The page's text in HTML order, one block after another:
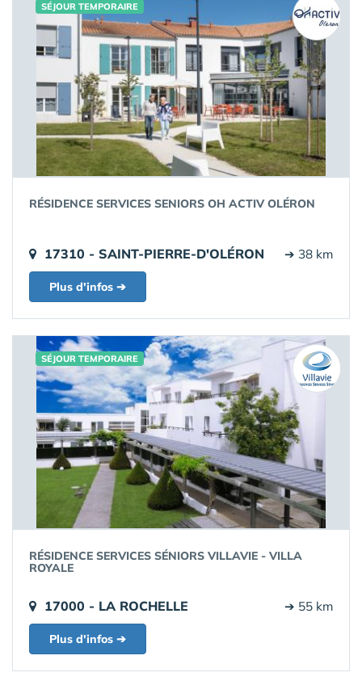
SÉJOUR TEMPORAIRE
RÉSIDENCE SERVICES SENIORS OH ACTIV OLÉRON
17310 - SAINT-PIERRE-D'OLÉRON ➔ 38 km
Plus d'infos ➔
SÉJOUR TEMPORAIRE
RÉSIDENCE SERVICES SÉNIORS VILLAVIE - VILLA
ROYALE
17000 - LA ROCHELLE ➔ 55 km
Plus d'infos ➔